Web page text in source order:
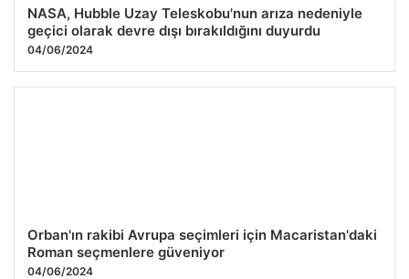
NASA, Hubble Uzay Teleskobu'nun arıza nedeniyle
geçici olarak devre dışı bırakıldığını duyurdu
04/06/2024
Orban'ın rakibi Avrupa seçimleri için Macaristan'daki
Roman seçmenlere güveniyor
04/06/2024